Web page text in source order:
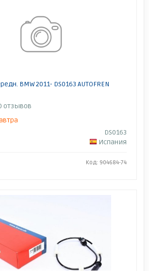
BMW 2011- DS0163 AUTOFREN
отзывов
DS0163
Испания
Код: 904684-74